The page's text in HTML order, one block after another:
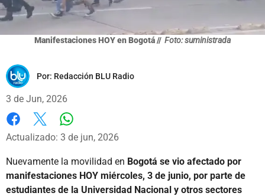
Manifestaciones HOY en Bogotá // Foto: suministrada
Por: Redacción BLU Radio
3 de Jun, 2026
Facebook
X
Actualizado: 3 de jun, 2026
Nuevamente la movilidad en Bogotá se vio afectado por
manifestaciones HOY miércoles, 3 de junio, por parte de
estudiantes de la Universidad Nacional y otros sectores